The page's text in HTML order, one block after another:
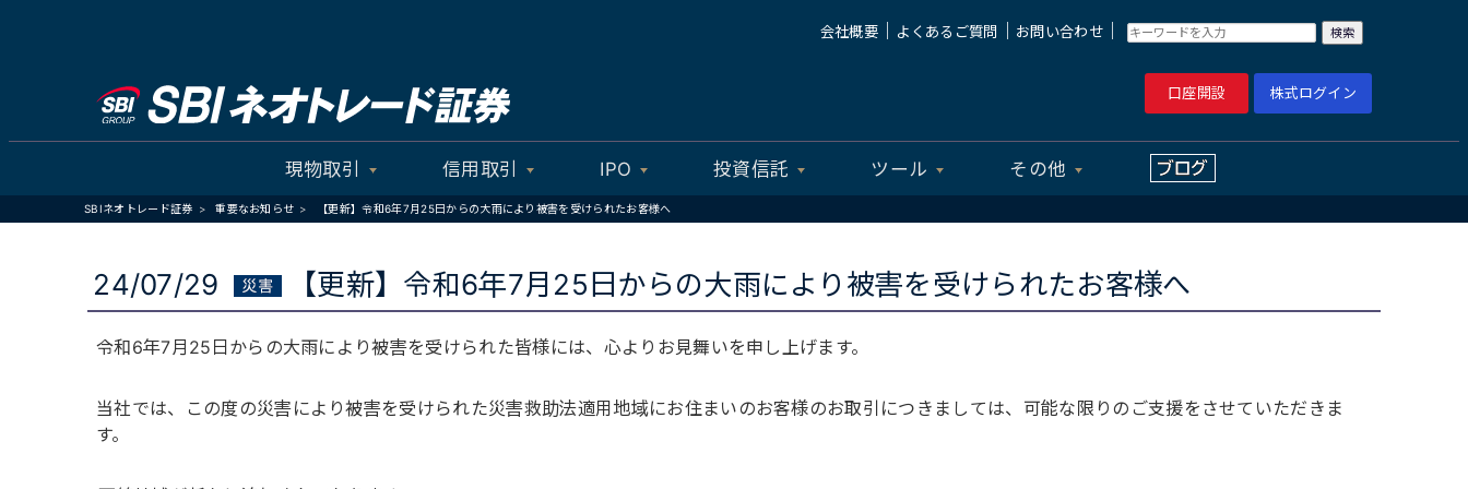
会社概要 よくあるご質問 お問い合わせ｜
口座開設 株式ログイン
現物取引 信用取引 IPO 投資信託 ツール その他
SBIネオトレード証券 重要なお知らせ 【更新】令和6年7月25日からの大雨により被害を受けられたお客様へ
24/07/29 【更新】令和6年7月25日からの大雨により被害を受けられたお客様へ
令和6年7月25日からの大雨により被害を受けられた皆様には、心よりお見舞いを申し上げます。
当社では、この度の災害により被害を受けられた災害救助法適用地域にお住まいのお客様のお取引につきましては、可能な限りのご支援をさせていただきま
す。